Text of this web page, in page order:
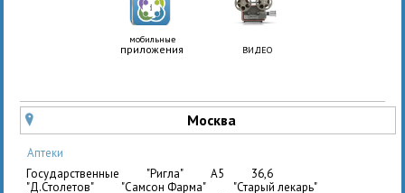
мобильные
приложения ВИДЕО
u Москва
Аптеки
государственные
"Ригла" A5
36,6
"Д.Столетов"
"Самсон Фарма"
"Старый лекарь"